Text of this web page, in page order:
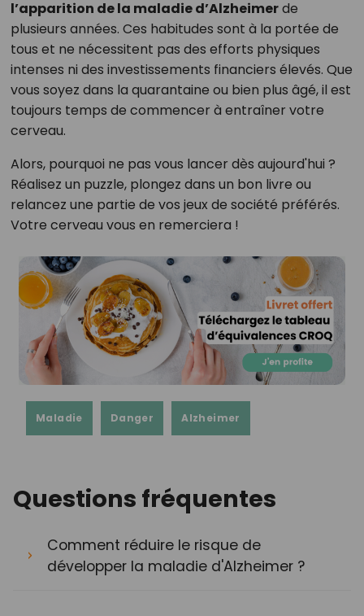
l’apparition de la maladie d’Alzheimerde
plusieurs années. Ces habitudes sont à la portée de
tous et ne nécessitent pas des efforts physiques
intenses ni des investissements financiers élevés. Que
vous soyez dans la quarantaine ou bien plus âgé, il est
toujours temps de commencer à entraîner votre
cerveau.
Alors, pourquoi ne pas vous lancer dès aujourd'hui ?
Réalisez un puzzle, plongez dans un bon livre ou
relancez une partie de vos jeux de société préférés.
Votre cerveau vous en remerciera !
Maladie Danger Alzheimer
Questions fréquentes
Comment réduire le risque de
développer la maladie d'Alzheimer ?